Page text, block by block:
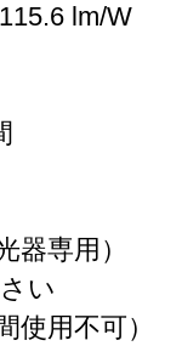
lm/W
器専用）
い
使用不可）